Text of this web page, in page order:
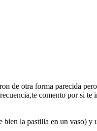
de otra forma parecida
comento por si te
la pastilla en un vaso)